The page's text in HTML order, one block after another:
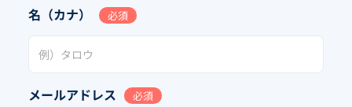
名（カナ） 必須
メールアドレス 必須